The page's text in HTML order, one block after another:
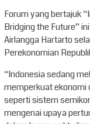
Forum yang bertajuk
Bridging the Future”
Airlangga Hartarto
Perekonomian
“Indonesia sedang
memperkuat ekonomi
seperti sistem
mengenai upaya